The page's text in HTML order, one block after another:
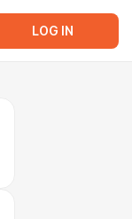
LOG IN